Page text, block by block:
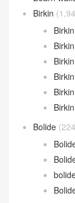
Birkin
Bolide